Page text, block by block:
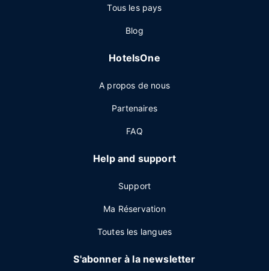
Tous les pays
Blog
HotelsOne
A propos de nous
Partenaires
FAQ
Help and support
Support
Ma Réservation
Toutes les langues
S'abonner à la newsletter